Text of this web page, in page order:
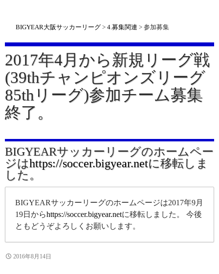
BIGYEAR大阪サッカーリーグ > 4.募集関連 > 参加募集
2017年4月から新規リーグ戦
(39thチャンピオンズリーグ
85thリーグ)参加チーム募集
終了。
BIGYEARサッカーリーグのホームペー
ジはhttps://soccer.bigyear.netに移転しま
した。
BIGYEARサッカーリーグのホームページは2017年9月
19日からhttps://soccer.bigyear.netに移転しました。 今後
ともどうぞよろしくお願いします。
2016年8月14日